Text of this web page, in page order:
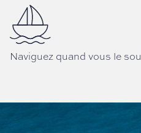
Naviguez quand vous le